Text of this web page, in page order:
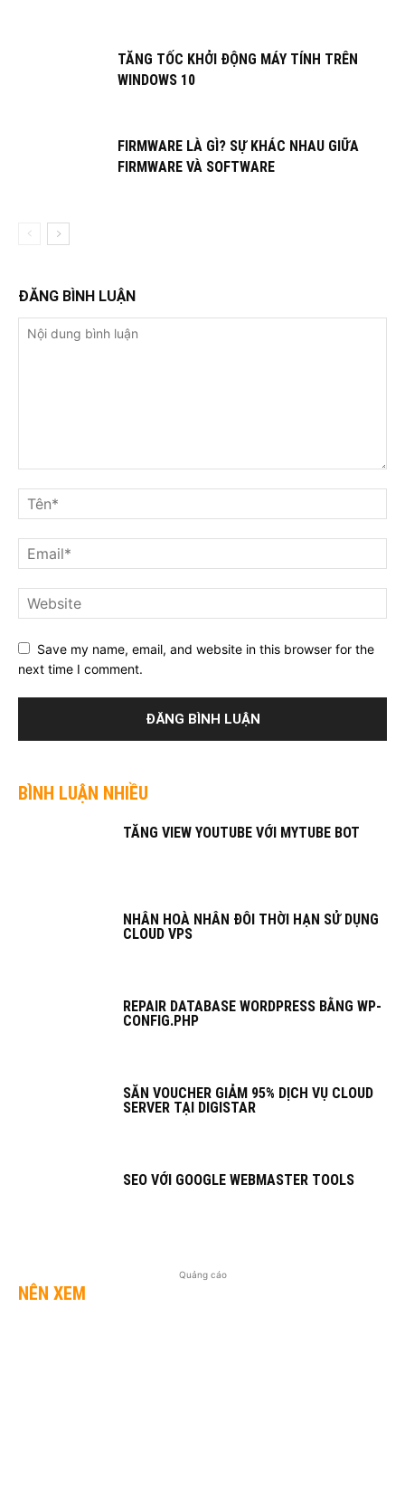
TĂNG TỐC KHỞI ĐỘNG MÁY TÍNH TRÊN
WINDOWS 10
FIRMWARE LÀ GÌ? SỰ KHÁC NHAU GIỮA
FIRMWARE VÀ SOFTWARE
ĐĂNG BÌNH LUẬN
Save my name, email, and website in this browser for the
next time I comment.
BÌNH LUẬN NHIỀU
TĂNG VIEW YOUTUBE VỚI MYTUBE BOT
NHÂN HOÀ NHÂN ĐÔI THỜI HẠN SỬ DỤNG
CLOUD VPS
REPAIR DATABASE WORDPRESS BẰNG WP-
CONFIG.PHP
SĂN VOUCHER GIẢM 95% DỊCH VỤ CLOUD
SERVER TẠI DIGISTAR
SEO VỚI GOOGLE WEBMASTER TOOLS
Quảng cáo
NÊN XEM